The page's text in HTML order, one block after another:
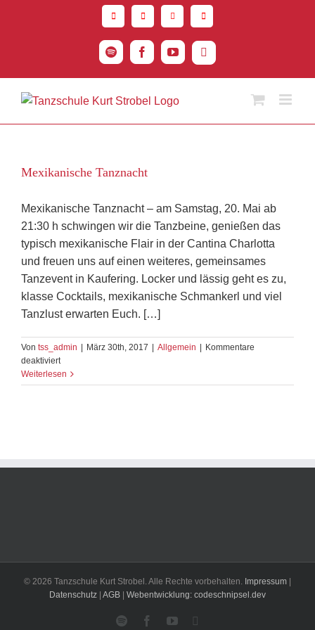
SpotifyFacebookYouTubeInstagram
Mexikanische Tanznacht
Mexikanische Tanznacht – am Samstag, 20. Mai ab
21:30 h schwingen wir die Tanzbeine, genießen das
typisch mexikanische Flair in der Cantina Charlotta
und freuen uns auf einen weiteres, gemeinsames
Tanzevent in Kaufering. Locker und lässig geht es zu,
klasse Cocktails, mexikanische Schmankerl und viel
Tanzlust erwarten Euch. […]
Von tss_admin März 30th, 2017 Allgemein
Kommentare
deaktiviertfür
Mexikanische
Tanznacht
Weiterlesen
© 2026 Tanzschule Kurt Strobel. Alle Rechte vorbehalten. Impressum
Datenschutz AGB Webentwicklung: codeschnipsel.dev
Spotify FacebookYouTube